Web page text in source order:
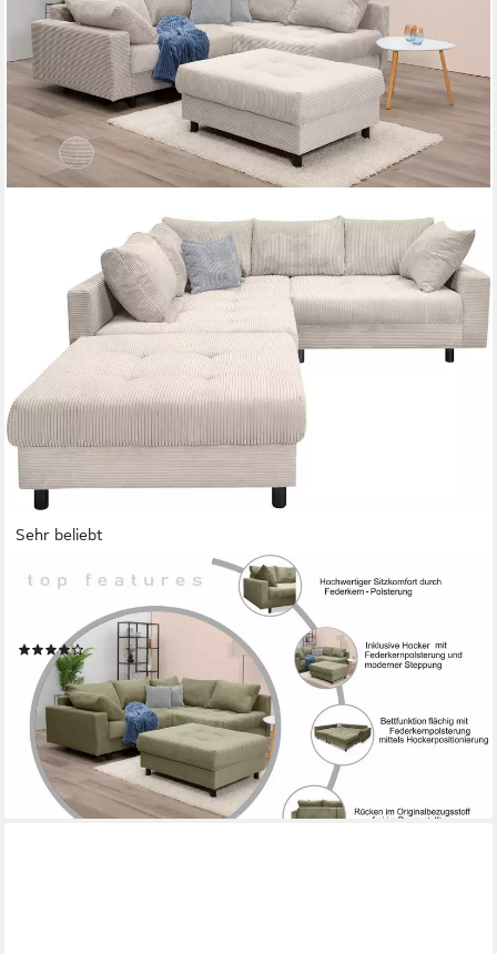
Sehr beliebt
COLLECTION AB
Ecksofa Toni L-Form, B: 215 cm, Set: Sofa & Hocker, 2
Zierkissen, Federkern
(159)
ab 799,99 € UVP1.499,00 €
-47%
lieferbar in 2 Wochen
+5